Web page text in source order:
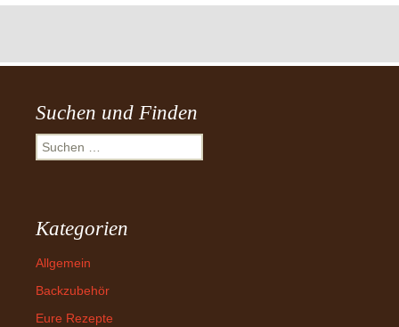
Suchen und Finden
Suchen
nach:
Kategorien
Allgemein
Backzubehör
Eure Rezepte